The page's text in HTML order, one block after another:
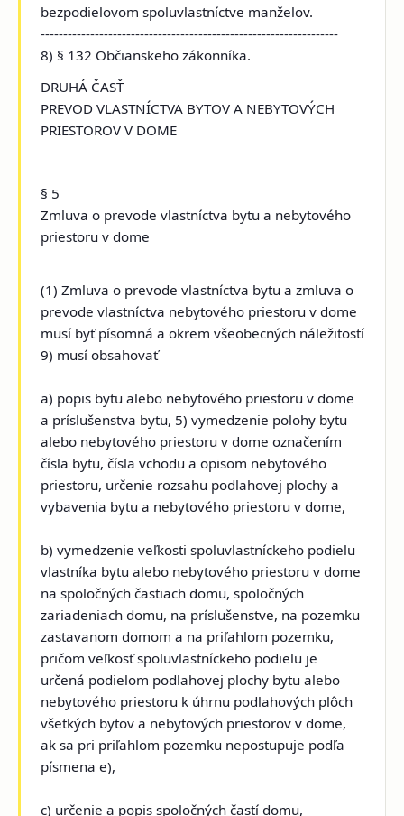
bezpodielovom spoluvlastníctve manželov.
------------------------------------------------------------------
8) § 132 Občianskeho zákonníka.
DRUHÁ ČASŤ
PREVOD VLASTNÍCTVA BYTOV A NEBYTOVÝCH
PRIESTOROV V DOME
§ 5
Zmluva o prevode vlastníctva bytu a nebytového
priestoru v dome
(1) Zmluva o prevode vlastníctva bytu a zmluva o
prevode vlastníctva nebytového priestoru v dome
musí byť písomná a okrem všeobecných náležitostí
9) musí obsahovať
a) popis bytu alebo nebytového priestoru v dome
a príslušenstva bytu, 5) vymedzenie polohy bytu
alebo nebytového priestoru v dome označením
čísla bytu, čísla vchodu a opisom nebytového
priestoru, určenie rozsahu podlahovej plochy a
vybavenia bytu a nebytového priestoru v dome,
b) vymedzenie veľkosti spoluvlastníckeho podielu
vlastníka bytu alebo nebytového priestoru v dome
na spoločných častiach domu, spoločných
zariadeniach domu, na príslušenstve, na pozemku
zastavanom domom a na priľahlom pozemku,
pričom veľkosť spoluvlastníckeho podielu je
určená podielom podlahovej plochy bytu alebo
nebytového priestoru k úhrnu podlahových plôch
všetkých bytov a nebytových priestorov v dome,
ak sa pri priľahlom pozemku nepostupuje podľa
písmena e),
c) určenie a popis spoločných častí domu,